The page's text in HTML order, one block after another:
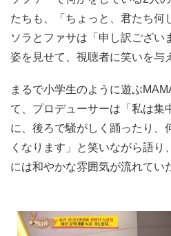
たちも、「ちょっと、君たち何
ソラとファサは「申し訳ござい
姿を見せて、視聴者に笑いを与
まるで小学生のように遊ぶ
て、プロデューサーは「私は集
に、後ろで騒がしく踊ったり、
くなります」と笑いながら語り
には和やかな雰囲気が流れてい